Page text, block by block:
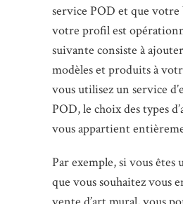
service POD et que
votre profil est
suivante consiste à
modèles et produits à
vous utilisez un service
POD, le choix des types
vous appartient
Par exemple, si vous
que vous souhaitez vous